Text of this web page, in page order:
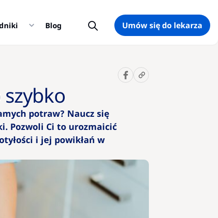
Blog
10 pytań
które
warto
zadać
Kalkulator
BMI –
wskaźnik
Umów się do lekarza
potraw? Naucz się
Pozwoli Ci to urozmaicić
i jej powikłań w